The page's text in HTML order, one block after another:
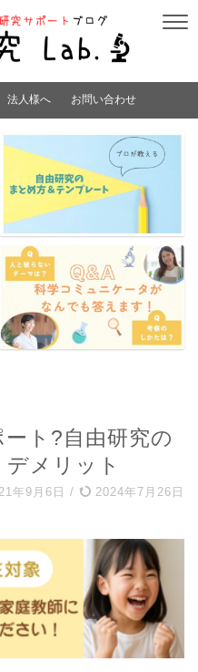
法人様へ お問い合わせ
ト?自由研究の
メリット
年9月6日 / 2024年7月26日